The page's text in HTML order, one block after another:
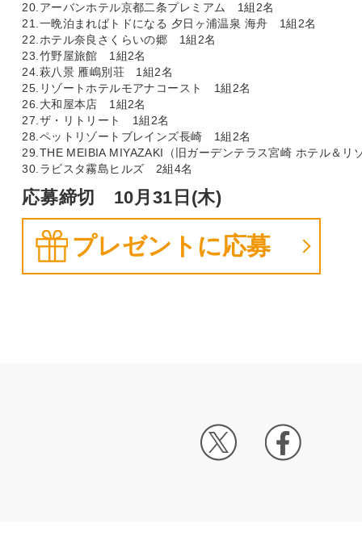
20.アーバンホテル京都二条プレミアム 1組2名
21.一晩泊まればトドになる 夕日ヶ浦温泉 海舟 1組2名
22.ホテル奈良さくらいの郷 1組2名
23.竹野屋旅館 1組2名
24.萩八景 雁嶋別荘 1組2名
25.リゾートホテルモアナコースト 1組2名
26.大和屋本店 1組2名
27.ザ・リトリート 1組2名
28.ペットリゾートブレインズ長崎 1組2名
29.THE MEIBIA MIYAZAKI（旧ガーデンテラス宮崎 ホテル＆
30.ラビスタ霧島ヒルズ 2組4名
応募締切 10月31日(木)
プレゼントに応募